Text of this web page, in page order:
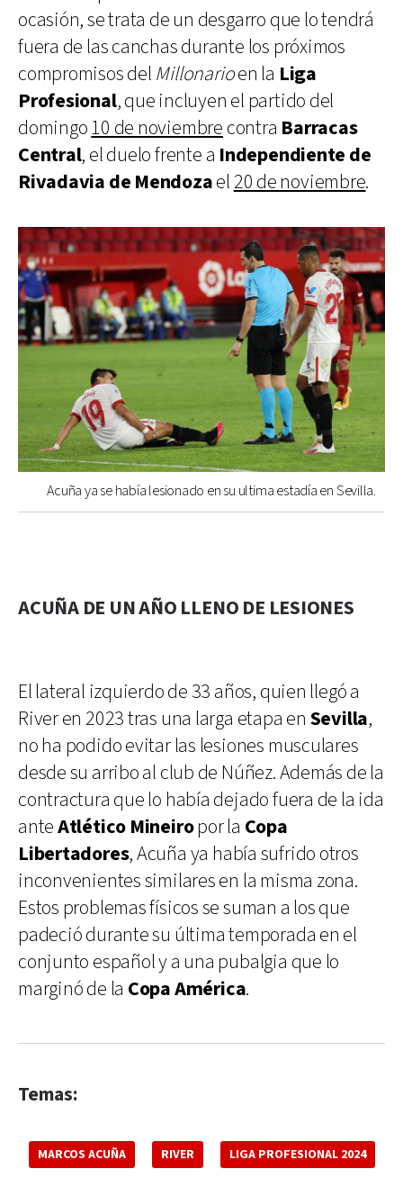
ocasión, se trata de un desgarro que lo tendrá
fuera de las canchas durante los próximos
compromisos del Millonarioen la Liga
Profesional, que incluyen el partido del
domingo10 de noviembre contra Barracas
Central, el duelo frente a Independiente de
Rivadavia de Mendozael 20 de noviembre.
Acuña ya se había lesionado en su ultima estadía en Sevilla.
ACUÑA DE UN AÑO LLENO DE LESIONES
El lateral izquierdo de 33 años, quien llegó a
River en 2023 tras una larga etapa en Sevilla,
no ha podido evitar las lesiones musculares
desde su arribo al club de Núñez. Además de la
contractura que lo había dejado fuera de la ida
anteAtlético Mineiropor la Copa
Libertadores, Acuña ya había sufrido otros
inconvenientes similares en la misma zona.
Estos problemas físicos se suman a los que
padeció durante su última temporada en el
conjunto español y a una pubalgia que lo
marginó de la Copa América.
Temas:
MARCOS ACUÑA RIVER LIGA PROFESIONAL 2024